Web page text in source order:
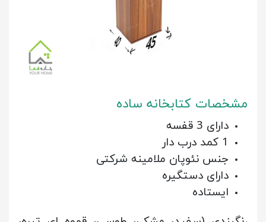
مشخصات کتابخانه ساده
دارای 3 قفسه
1 کمد درب دار
جنس نئوپان ملامینه شرکتی
دارای دستگیره
ایستاده